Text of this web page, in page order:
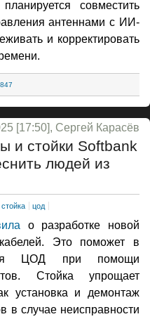
совместить
антеннами с ИИ-
и корректировать
[17:50], Сергей Карасёв
и стойки Softbank
людей из
стойка цод
о разработке новой
Это поможет в
ЦОД при помощи
Стойка упрощает
установка и демонтаж
в случае неисправности